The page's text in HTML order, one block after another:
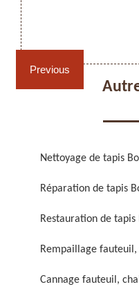
Réparation de fauteuil,
chaise et siège 59
Previous
Nettoyage de tapis
Réparation de tapis
Restauration de tapis
Rempaillage fauteuil,
Cannage fauteuil,